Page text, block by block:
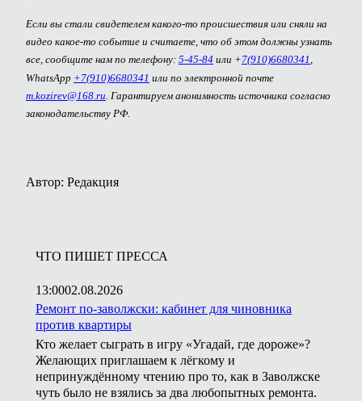
Если вы стали свидетелем какого-то происшествия или сняли на
видео какое-то событие и считаете, что об этом должны узнать
все, сообщите нам по телефону: 5-45-84 или +7(910)6680341 ,
WhatsApp +7(910)6680341 или по электронной почте
m.kozirev@168.ru . Гарантируем анонимность источника согласно
законодательству РФ.
Автор: Редакция
ЧТО ПИШЕТ ПРЕССА
13:0002.08.2026
Ремонт по-заволжски: кабинет для чиновника
против квартиры
Кто желает сыграть в игру «Угадай, где дороже»?
Желающих приглашаем к лёгкому и
непринуждённому чтению про то, как в Заволжске
чуть было не взялись за два любопытных ремонта.